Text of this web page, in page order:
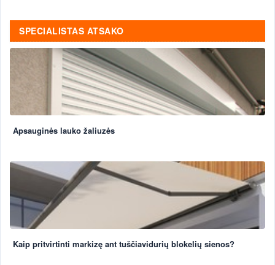
SPECIALISTAS ATSAKO
Apsauginės lauko žaliuzės
Kaip pritvirtinti markizę ant tuščiavidurių blokelių sienos?